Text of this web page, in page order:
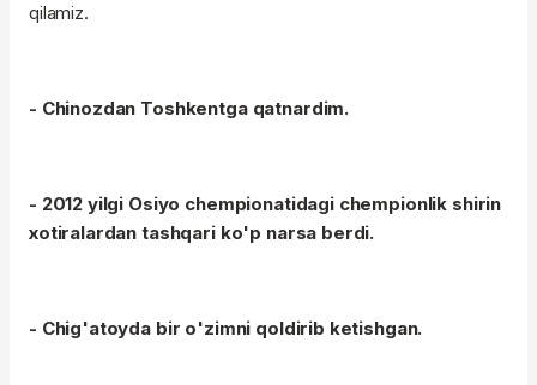
qilamiz.
- Chinozdan Toshkentga qatnardim.
- 2012 yilgi Osiyo chempionatidagi chempionlik shirin
xotiralardan tashqari ko'p narsa berdi.
- Chig'atoyda bir o'zimni qoldirib ketishgan.